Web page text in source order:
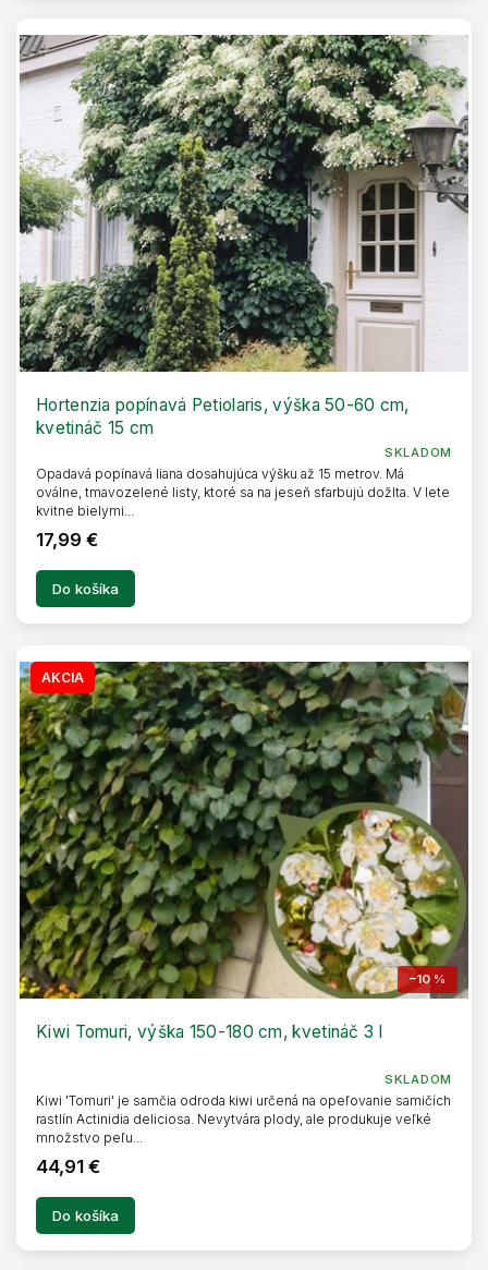
Hortenzia popínavá Petiolaris, výška 50-60 cm,
kvetináč 15 cm
SKLADOM
17,99 €
Do košíka
Opadavá popínavá liana dosahujúca výšku až 15 metrov. Má
oválne, tmavozelené listy, ktoré sa na jeseň sfarbujú dožlta. V lete
kvitne bielymi...
AKCIA
–10 %
Kiwi Tomuri, výška 150-180 cm, kvetináč 3 l
SKLADOM
44,91 €
Do košíka
Kiwi 'Tomuri' je samčia odroda kiwi určená na opeľovanie samičích
rastlín Actinidia deliciosa. Nevytvára plody, ale produkuje veľké
množstvo peľu...